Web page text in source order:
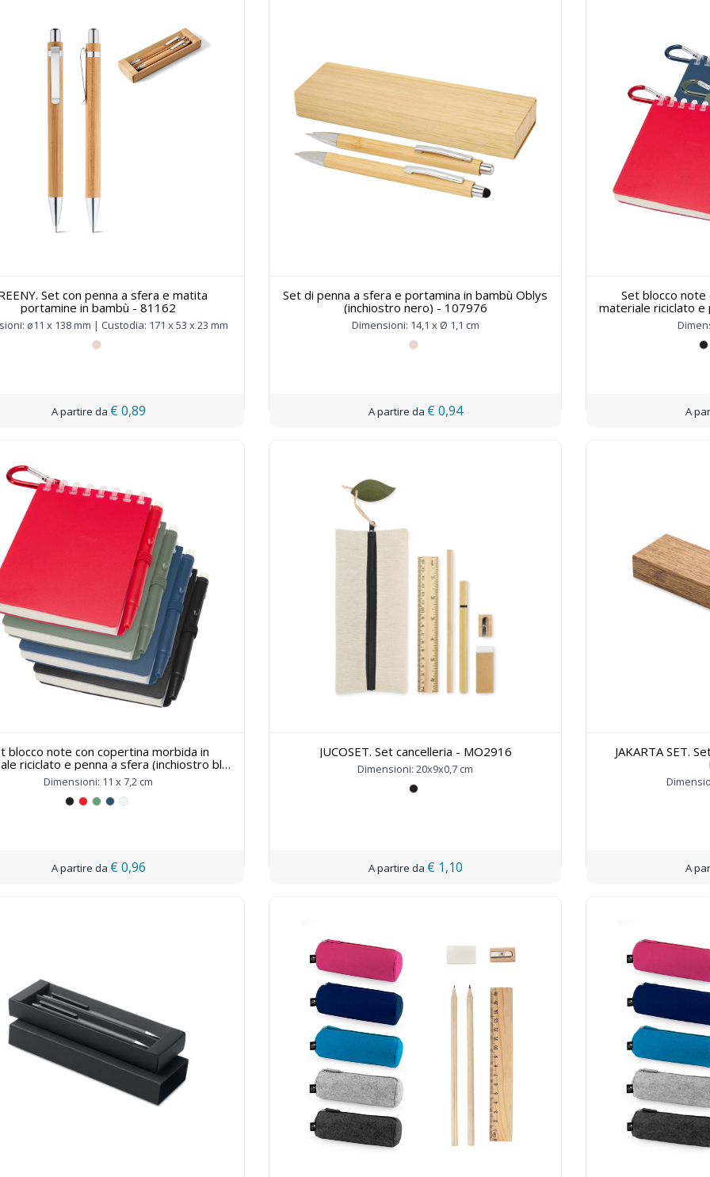
Set con penna a sfera e matita
portamine in bambù - 81162
ø11 x 138 mm | Custodia: 171 x 53 x 23 mm
€ 0,89
Set di penna a sfera e portamina in bambù Oblys
(inchiostro nero) - 107976
Dimensioni: 14,1 x Ø 1,1 cm
€ 0,94
Set blocco
materiale riciclato e
per attività
blocco note con copertina morbida in
riciclato e penna a sfera (inchiostro blu)
attività all'aperto Lig Min - 107051
Dimensioni: 11 x 7,2 cm
€ 0,96
JUCOSET. Set cancelleria - MO2916
Dimensioni: 20x9x0,7 cm
€ 1,10
JAKARTA SET.